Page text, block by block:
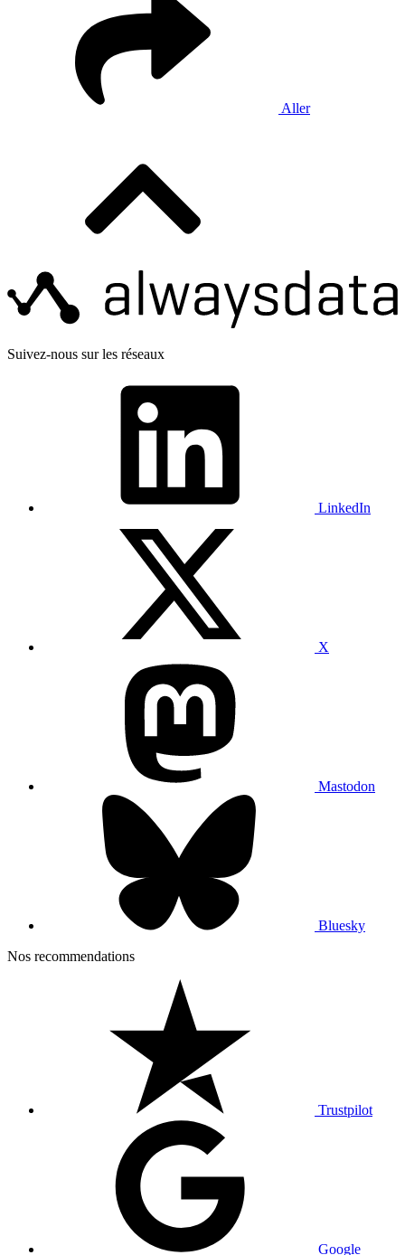
Aller
Suivez-nous sur les réseaux
LinkedIn
X
Mastodon
Bluesky
Nos recommendations
Trustpilot
Google